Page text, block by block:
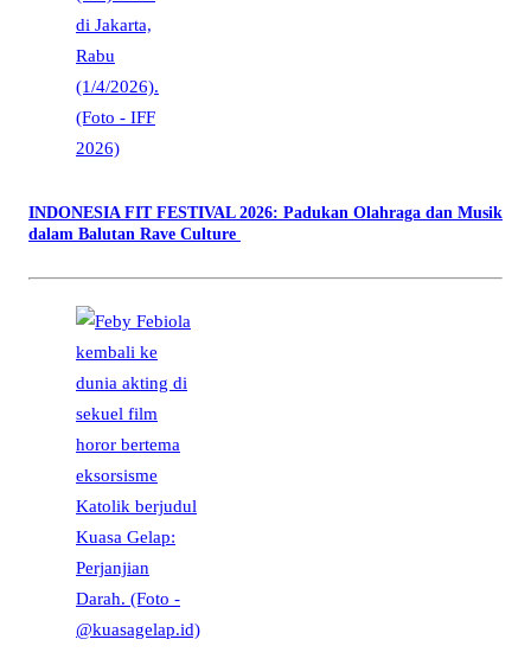
INDONESIA FIT FESTIVAL 2026: Padukan Olahraga dan Musik
dalam Balutan Rave Culture